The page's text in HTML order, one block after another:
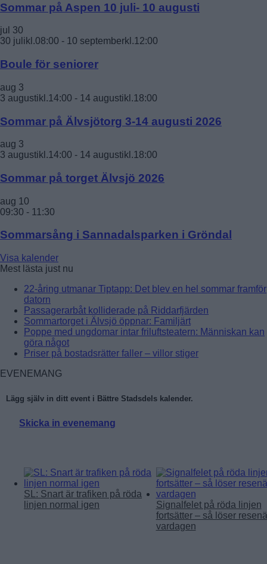
Sommar på Aspen 10 juli- 10 augusti
jul 30
30 julikl.08:00 - 10 septemberkl.12:00
Boule för seniorer
aug 3
3 augustikl.14:00 - 14 augustikl.18:00
Sommar på Älvsjötorg 3-14 augusti 2026
aug 3
3 augustikl.14:00 - 14 augustikl.18:00
Sommar på torget Älvsjö 2026
aug 10
09:30 - 11:30
Sommarsång i Sannadalsparken i Gröndal
Visa kalender
Mest lästa just nu
22-åring utmanar Tiptapp: Det blev en hel sommar framför
datorn
Passagerarbåt kolliderade på Riddarfjärden
Sommartorget i Älvsjö öppnar: Familjärt
Poppe med ungdomar intar friluftsteatern: Människan kan
göra något
Priser på bostadsrätter faller – villor stiger
EVENEMANG
Lägg själv in ditt event i Bättre Stadsdels kalender.
Skicka in evenemang
SL: Snart är trafiken på röda
linjen normal igen
Signalfelet på röda linjen
fortsätter – så löser
vardagen